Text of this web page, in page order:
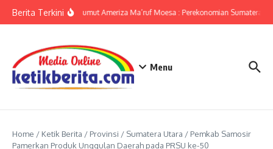
Berita TerkiniKPwBI Sumut Ameriza Ma’ruf Moesa : Perekonomian Sumatera
Menu
Home / Ketik Berita / Provinsi / Sumatera Utara / Pemkab Samosir
Pamerkan Produk Unggulan Daerah pada PRSU ke-50